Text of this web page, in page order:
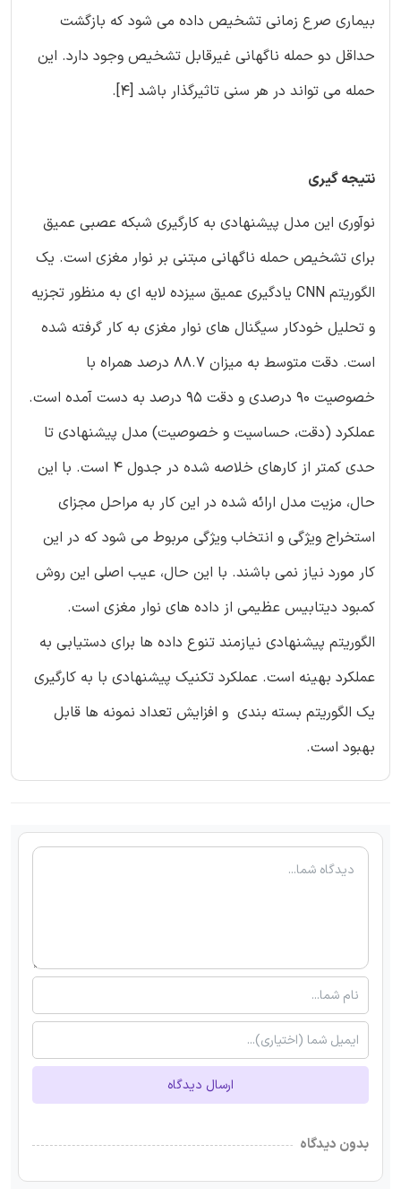
بیماری صرع زمانی تشخیص داده می شود که بازگشت
حداقل دو حمله ناگهانی غیرقابل تشخیص وجود دارد. این
حمله می تواند در هر سنی تاثیرگذار باشد [4].
نتیجه گیری
نوآوری این مدل پیشنهادی به کارگیری شبکه عصبی عمیق
برای تشخیص حمله ناگهانی مبتنی بر نوار مغزی است. یک
الگوریتم CNN یادگیری عمیق سیزده لایه ای به منظور تجزیه
و تحلیل خودکار سیگنال های نوار مغزی به کار گرفته شده
است. دقت متوسط به میزان 88.7 درصد همراه با
خصوصیت 90 درصدی و دقت 95 درصد به دست آمده است.
عملکرد (دقت، حساسیت و خصوصیت) مدل پیشنهادی تا
حدی کمتر از کارهای خلاصه شده در جدول 4 است. با این
حال، مزیت مدل ارائه شده در این کار به مراحل مجزای
استخراج ویژگی و انتخاب ویژگی مربوط می شود که در این
کار مورد نیاز نمی باشند. با این حال، عیب اصلی این روش
کمبود دیتابیس عظیمی از داده های نوار مغزی است.
الگوریتم پیشنهادی نیازمند تنوع داده ها برای دستیابی به
عملکرد بهینه است. عملکرد تکنیک پیشنهادی با به کارگیری
یک الگوریتم بسته بندی و افزایش تعداد نمونه ها قابل
بهبود است.
ارسال دیدگاه
بدون دیدگاه